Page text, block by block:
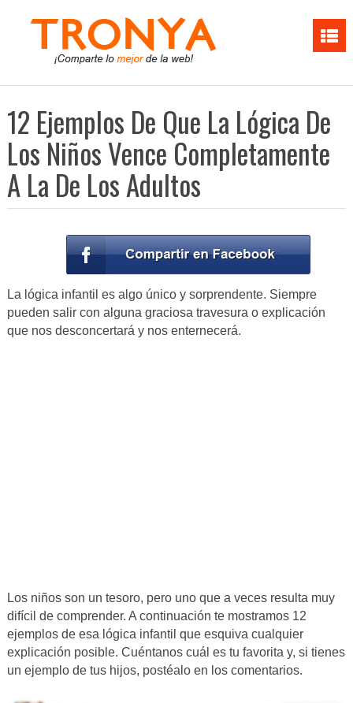
12 Ejemplos De Que La Lógica De
Los Niños Vence Completamente
A La De Los Adultos
La lógica infantil es algo único y sorprendente. Siempre
pueden salir con alguna graciosa travesura o explicación
que nos desconcertará y nos enternecerá.
Los niños son un tesoro, pero uno que a veces resulta muy
difícil de comprender. A continuación te mostramos 12
ejemplos de esa lógica infantil que esquiva cualquier
explicación posible. Cuéntanos cuál es tu favorita y, si tienes
un ejemplo de tus hijos, postéalo en los comentarios.